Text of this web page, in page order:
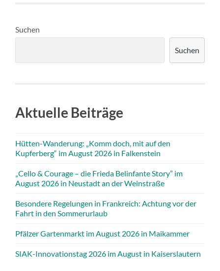
Suchen
Suchen
Aktuelle Beiträge
Hütten-Wanderung: „Komm doch, mit auf den
Kupferberg“ im August 2026 in Falkenstein
„Cello & Courage – die Frieda Belinfante Story” im
August 2026 in Neustadt an der Weinstraße
Besondere Regelungen in Frankreich: Achtung vor der
Fahrt in den Sommerurlaub
Pfälzer Gartenmarkt im August 2026 in Maikammer
SIAK-Innovationstag 2026 im August in Kaiserslautern